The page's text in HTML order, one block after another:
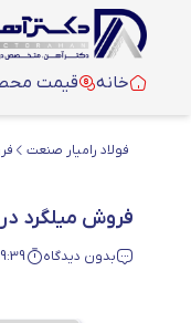
خانه قیمت
فولاد رامیار صنعت
فروش میلگرد
بدون دیدگاه